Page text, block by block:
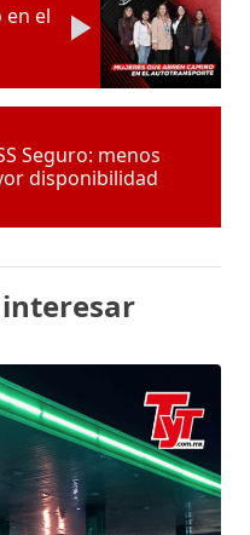
el
Seguro: menos
disponibilidad